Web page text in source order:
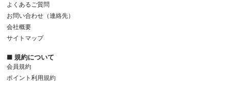
よくあるご質問
お問い合わせ（連絡先）
会社概要
サイトマップ
■ 規約について
会員規約
ポイント利用規約